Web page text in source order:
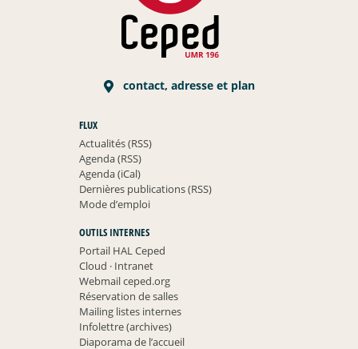
contact, adresse et plan
FLUX
Actualités (RSS)
Agenda (RSS)
Agenda (iCal)
Dernières publications (RSS)
Mode d’emploi
OUTILS INTERNES
Portail HAL Ceped
Cloud ·Intranet
Webmail ceped.org
Réservation de salles
Mailing listes internes
Infolettre (archives)
Diaporama de l’accueil